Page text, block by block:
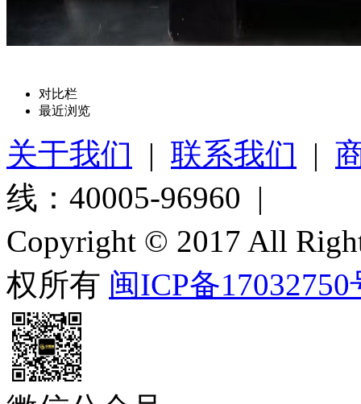
对比栏
最近浏览
关于我们 | 联系我们 |
线：40005-96960 |
Copyright © 2017 All
权所有 闽ICP备17032750